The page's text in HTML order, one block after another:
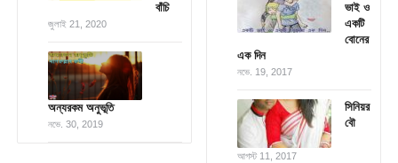
বাঁচি
জুলাই 21, 2020
অন্যরকম অনুভূতি
নভে. 30, 2019
ভাই ও
একটি
বোনের
এক দিন
নভে. 19, 2017
সিনিয়র
বৌ
আগস্ট 11, 2017